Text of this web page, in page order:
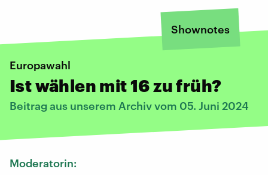
Shownotes
Europawahl
Ist wählen mit 16 zu früh?
Beitrag aus unserem Archiv vom 05. Juni 2024
Moderatorin: